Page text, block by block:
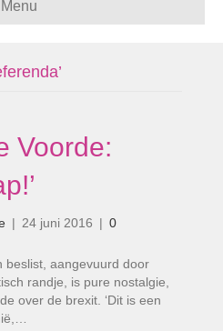
Menu
Voorde:
| 24 juni 2016 | 0
beslist, aangevuurd door
randje, is pure nostalgie,
over de brexit. ‘Dit is een